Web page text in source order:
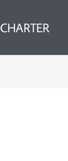
CHARTER